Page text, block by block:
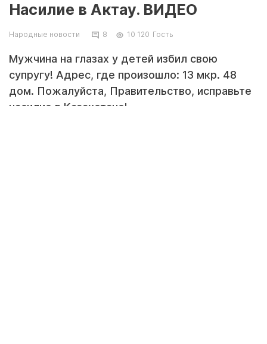
Насилие в Актау. ВИДЕО
Народные новости 8 10 120 Гость
Мужчина на глазах у детей избил свою
супругу! Адрес, где произошло: 13 мкр. 48
дом. Пожалуйста, Правительство, исправьте
насилие в Казахстане!